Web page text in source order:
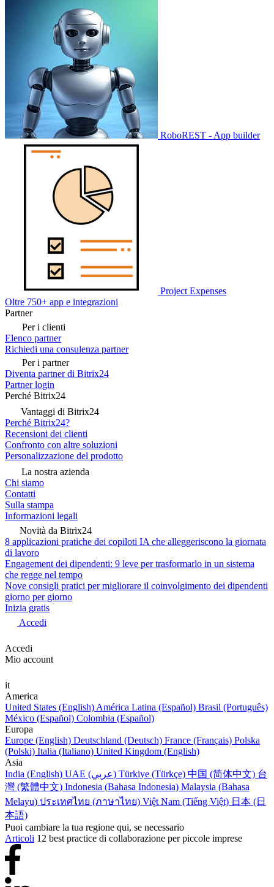
RoboREST - App builder
Project Expenses
Oltre 750+ app e integrazioni
Partner
Per i clienti
Elenco partner
Richiedi una consulenza partner
Per i partner
Diventa partner di Bitrix24
Partner login
Perché Bitrix24
Vantaggi di Bitrix24
Perché Bitrix24?
Recensioni dei clienti
Confronto con altre soluzioni
Personalizzazione del prodotto
La nostra azienda
Chi siamo
Contatti
Sulla stampa
Informazioni legali
Novità da Bitrix24
8 applicazioni pratiche dei copiloti IA che alleggeriscono la giornata
di lavoro
Engagement dei dipendenti: 9 leve per trasformarlo in un sistema
che regge nel tempo
Nove consigli pratici per migliorare il coinvolgimento dei dipendenti
giorno per giorno
Inizia gratis
Accedi
Accedi
Mio account
it
America
United States (English) América Latina (Español) Brasil (Português)
México (Español) Colombia (Español)
Europa
Europe (English) Deutschland (Deutsch) France (Français) Polska
(Polski) Italia (Italiano) United Kingdom (English)
Asia
India (English)
UAE (عربي) Türkiye (Türkçe) 中国 (简体中文) 台
灣 (繁體中文) Indonesia (Bahasa Indonesia) Malaysia (Bahasa
Melayu) ประเทศไทย (ภาษาไทย) Việt Nam (Tiếng Việt) 日本 (日
本語)
Puoi cambiare la tua regione qui, se necessario
Articoli 12 best practice di collaborazione per piccole imprese